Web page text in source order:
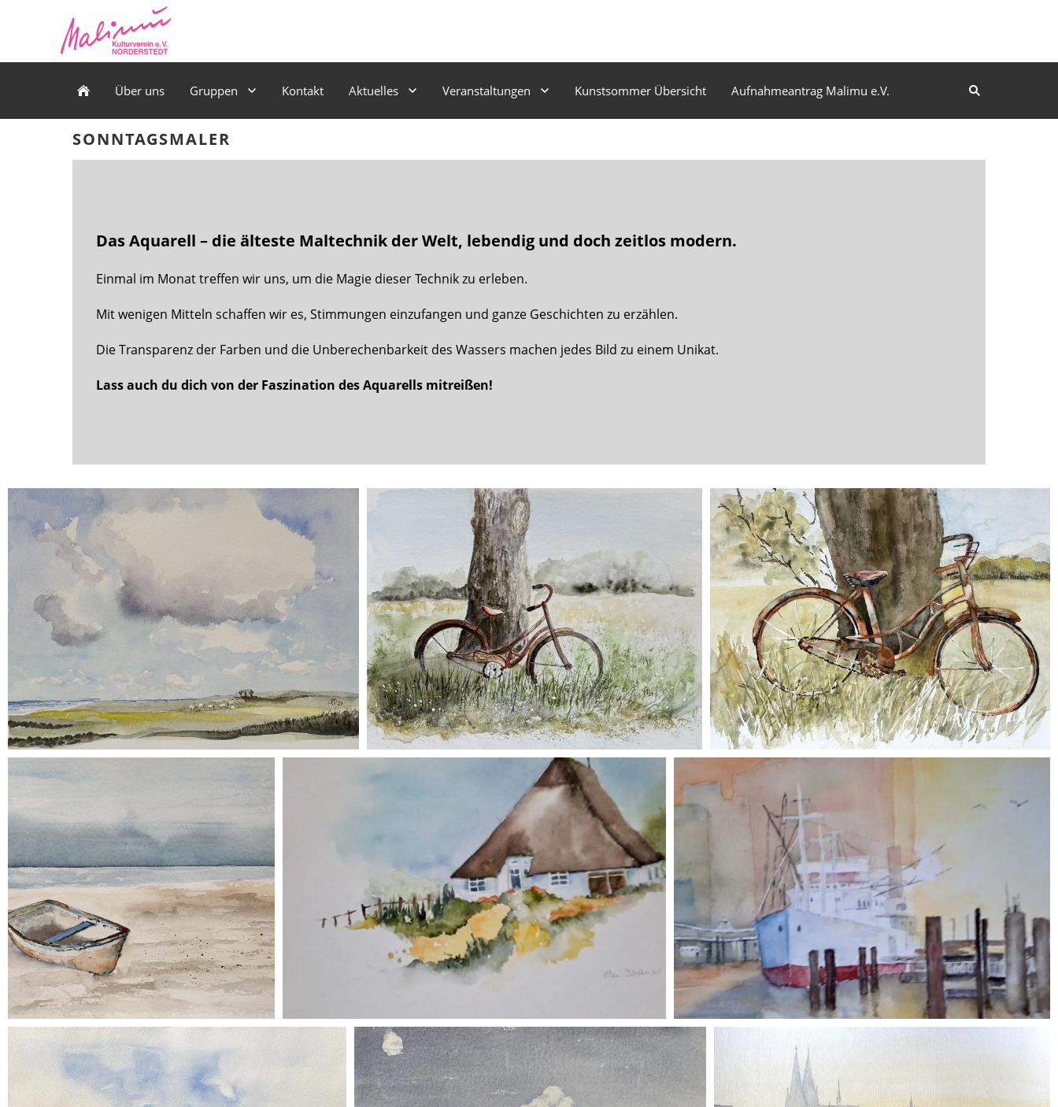
Über uns Gruppen Kontakt Aktuelles Veranstaltungen Kunstsommer Übersicht Aufnahmeantrag Malimu e.V.
SONNTAGSMALER
Das Aquarell – die älteste Maltechnik der Welt, lebendig und doch zeitlos modern.
Einmal im Monat treffen wir uns, um die Magie dieser Technik zu erleben.
Mit wenigen Mitteln schaffen wir es, Stimmungen einzufangen und ganze Geschichten zu erzählen.
Die Transparenz der Farben und die Unberechenbarkeit des Wassers machen jedes Bild zu einem Unikat.
Lass auch du dich von der Faszination des Aquarells mitreißen!